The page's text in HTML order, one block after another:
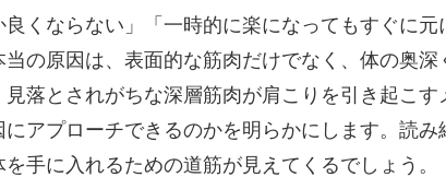
良くならない」「一時的に楽になってもすぐに
の原因は、表面的な筋肉だけでなく、体の奥
落とされがちな深層筋肉が肩こりを引き起こ
アプローチできるのかを明らかにします。読
手に入れるための道筋が見えてくるでしょう。